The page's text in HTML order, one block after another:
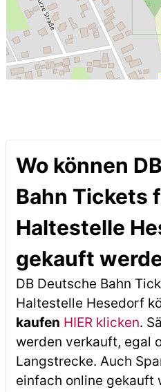
Wo können
Bahn Tickets
Haltestelle
gekauft
DB Deutsche Bahn
Haltestelle Hesedorf
kaufen HIER klicken.
werden verkauft, egal
Langstrecke. Auch
einfach online gekauft